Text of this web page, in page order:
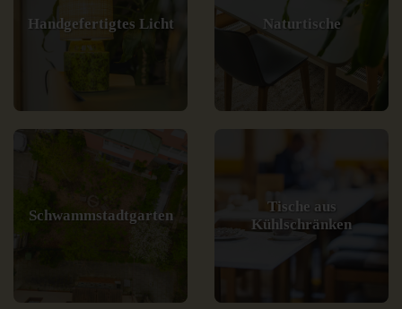
Handgefertigtes Licht Naturtische
Schwammstadtgarten
Tische aus
Kühlschränken